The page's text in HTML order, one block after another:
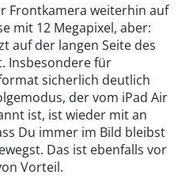
Frontkamera weiterhin auf
mit 12 Megapixel, aber:
auf der langen Seite des
Insbesondere für
sicherlich deutlich
der vom iPad Air
ist, ist wieder mit an
Du immer im Bild bleibst
Das ist ebenfalls vor
Vorteil.